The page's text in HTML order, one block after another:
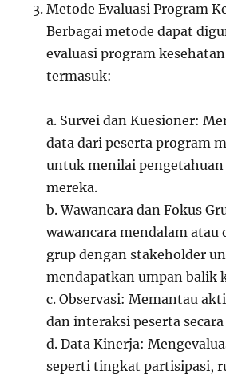
Metode Evaluasi Program
Berbagai metode dapat
evaluasi program
termasuk:
a. Survei dan Kuesioner:
data dari peserta program
untuk menilai pengetahuan
mereka.
b. Wawancara dan Fokus
wawancara mendalam atau
grup dengan stakeholder
mendapatkan umpan balik
c. Observasi: Memantau
dan interaksi peserta
d. Data Kinerja:
seperti tingkat partisipasi,